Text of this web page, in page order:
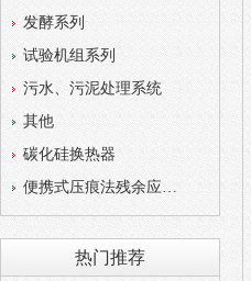
发酵系列
试验机组系列
污水、污泥处理系统
其他
碳化硅换热器
便携式压痕法残余应力测试仪
热门推荐